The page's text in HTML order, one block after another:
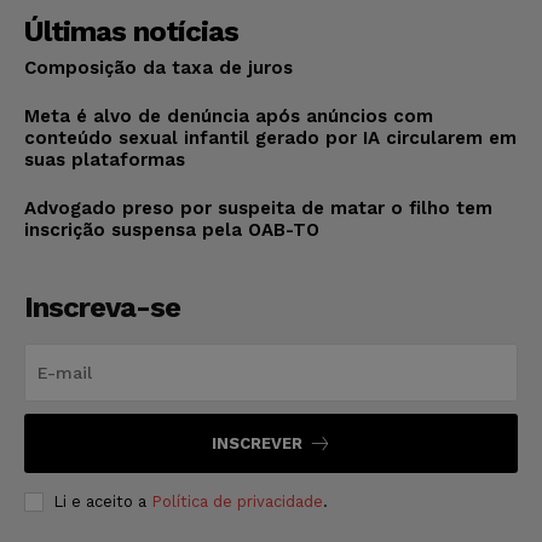
Últimas notícias
Composição da taxa de juros
Meta é alvo de denúncia após anúncios com
conteúdo sexual infantil gerado por IA circularem em
suas plataformas
Advogado preso por suspeita de matar o filho tem
inscrição suspensa pela OAB-TO
Inscreva-se
INSCREVER
Li e aceito a Política de privacidade.